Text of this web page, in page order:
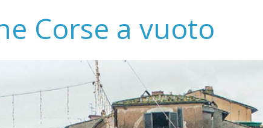
Corse a vuoto